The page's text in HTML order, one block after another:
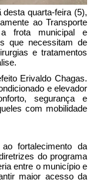
quarta-feira (5),
ao Transporte
frota municipal e
que necessitam de
e tratamentos
Erivaldo Chagas.
e elevador
segurança e
com mobilidade
fortalecimento da
do programa
entre o município e
maior acesso da